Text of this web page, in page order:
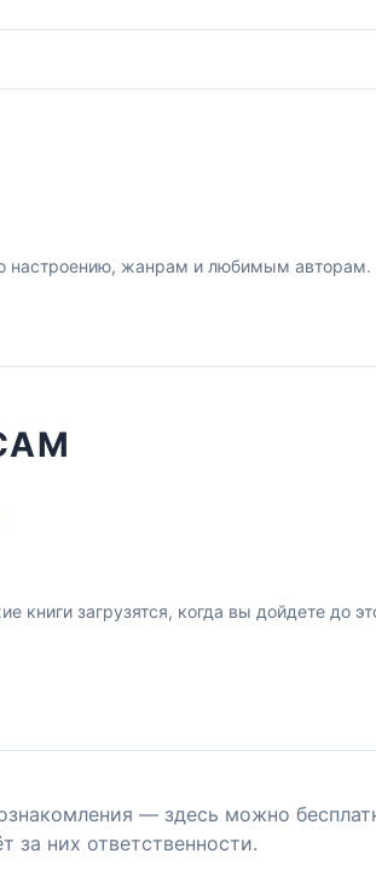
жанрам и любимым авторам.
книги загрузятся, когда вы дойдете до
— здесь можно
за них ответственности.